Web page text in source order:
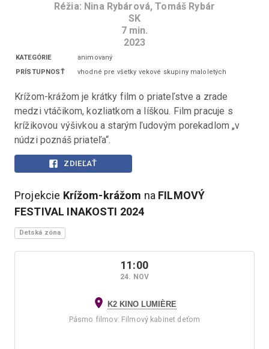
Réžia: Nina Rybárová, Tomáš Rybár
SK
7 min.
2023
KATEGÓRIE
animovaný
PRÍSTUPNOSŤ
vhodné pre všetky vekové skupiny maloletých
Krížom-krážom je krátky film o priateľstve a zrade
medzi vtáčikom, kozliatkom a líškou. Film pracuje s
krížikovou výšivkou a starým ľudovým porekadlom „v
núdzi poznáš priateľa“.
ZDIEĽAŤ
Projekcie Krížom-krážom na FILMOVÝ
FESTIVAL INAKOSTI 2024
Detská zóna
11:00
24. NOV
K2 KINO LUMIÈRE
Pásmo filmov: Filmový kabinet deťom